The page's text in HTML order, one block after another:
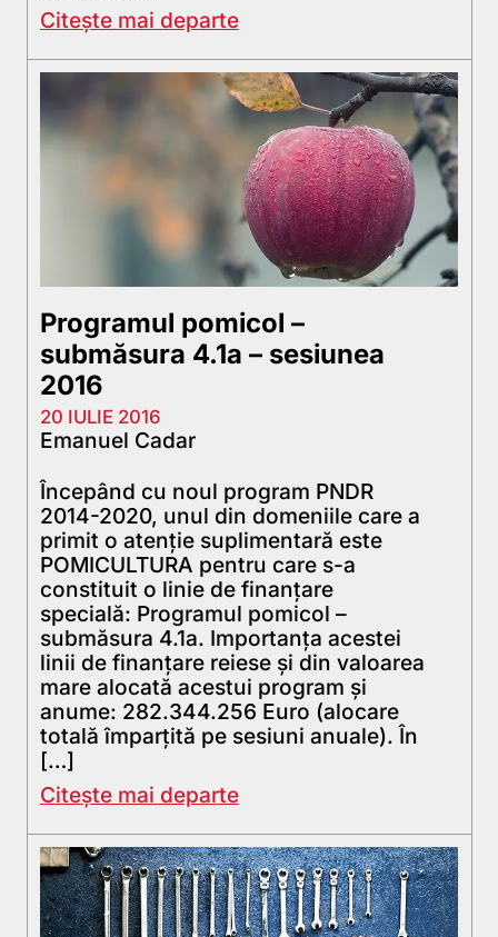
Citește mai departe
Programul pomicol –
submăsura 4.1a – sesiunea
2016
20 IULIE 2016
Emanuel Cadar
Începând cu noul program PNDR
2014-2020, unul din domeniile care a
primit o atenție suplimentară este
POMICULTURA pentru care s-a
constituit o linie de finanțare
specială: Programul pomicol –
submăsura 4.1a. Importanța acestei
linii de finanțare reiese și din valoarea
mare alocată acestui program și
anume: 282.344.256 Euro (alocare
totală împarțită pe sesiuni anuale). În
[…]
Citește mai departe